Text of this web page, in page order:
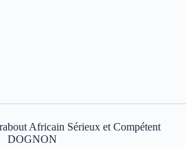
Africain Sérieux et Compétent
DOGNON